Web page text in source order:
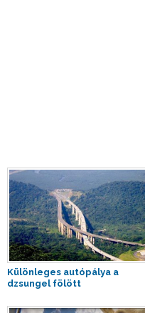
Különleges autópálya a
dzsungel fölött